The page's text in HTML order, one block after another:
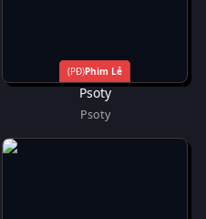
Phim Lẻ
Psoty
Psoty